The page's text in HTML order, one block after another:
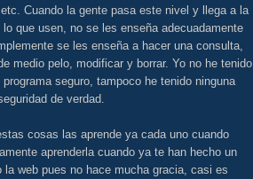
Cuando la gente pasa este nivel y llega a la
que usen, no se les enseña adecuadamente
se les enseña a hacer una consulta,
medio pelo, modificar y borrar. Yo no he tenido
seguro, tampoco he tenido ninguna
de verdad.
cosas las aprende ya cada uno cuando
aprenderla cuando ya te han hecho un
web pues no hace mucha gracia, casi es